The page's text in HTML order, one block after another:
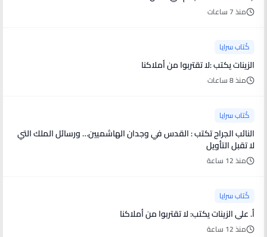
منذ 7 ساعات
كُتاب سرايا
الزينات يكتب :لا تقتربوا من أملاكنا
منذ 8 ساعات
كُتاب سرايا
النائب الجراح تكتب : القدس في وجدان الهاشميين… ورسائل الملك التي
لا تقبل التأويل
منذ 12 ساعة
كُتاب سرايا
أ. علي الزينات يكتب: لا تقتربوا من أملاكنا
منذ 12 ساعة